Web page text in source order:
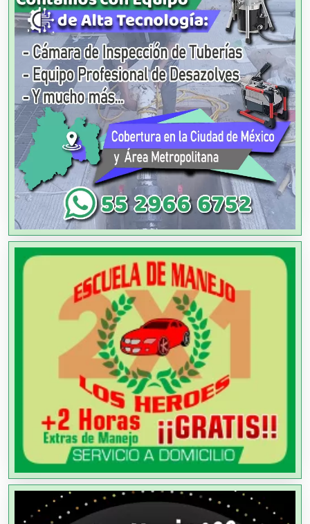
Alquiler de Trajes de Etiqueta
Alta Costura
Aluminio
Ambulancias
Análisis Clínicos
Análisis de Aguas
Animadores de Eventos
Aparatos y Equipos Eléctricos
Arquitectos
Artes Gráficas
Artesanías